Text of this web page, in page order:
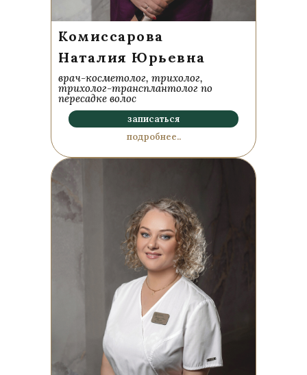
Комиссарова
Наталия Юрьевна
врач-косметолог, трихолог,
трихолог-трансплантолог по
пересадке волос
записаться
подробнее..